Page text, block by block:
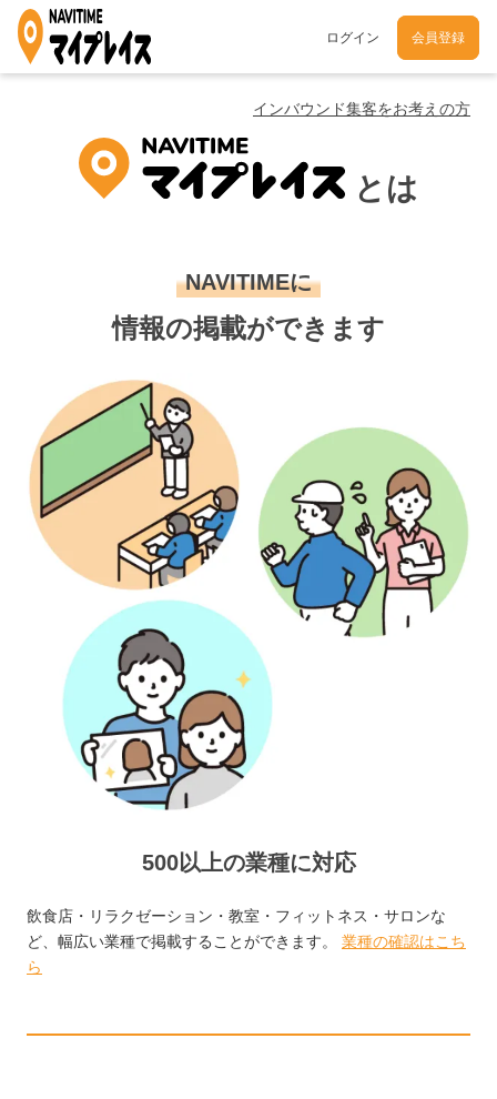
ログイン 会員登録
インバウンド集客をお考えの方
とは
NAVITIMEに
情報の掲載ができます
500以上の業種に対応
飲食店・リラクゼーション・教室・フィットネス・サロンな
ど、幅広い業種で掲載することができます。 業種の確認はこち
ら